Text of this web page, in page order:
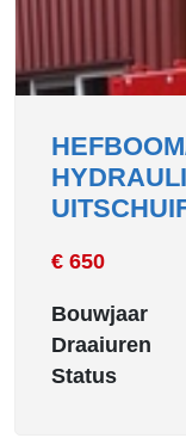
€ 650
Bouwjaar
Draaiuren
Status